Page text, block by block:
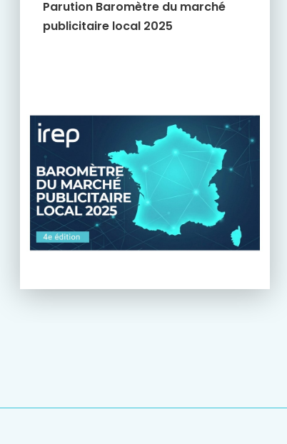
Parution Baromètre du marché
publicitaire local 2025